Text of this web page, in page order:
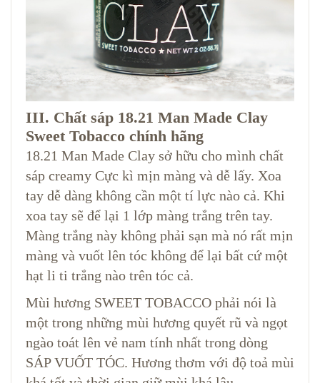
III. Chất sáp 18.21 Man Made Clay
Sweet Tobacco chính hãng
18.21 Man Made Clay sở hữu cho mình chất
sáp creamy Cực kì mịn màng và dễ lấy. Xoa
tay dễ dàng không cần một tí lực nào cả. Khi
xoa tay sẽ để lại 1 lớp màng trắng trên tay.
Màng trắng này không phải sạn mà nó rất mịn
màng và vuốt lên tóc không để lại bất cứ một
hạt li ti trắng nào trên tóc cả.
Mùi hương SWEET TOBACCO phải nói là
một trong những mùi hương quyết rũ và ngọt
ngào toát lên vẻ nam tính nhất trong dòng
SÁP VUỐT TÓC. Hương thơm với độ toả mùi